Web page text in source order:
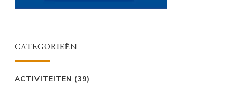
CATEGORIEËN
ACTIVITEITEN (39)